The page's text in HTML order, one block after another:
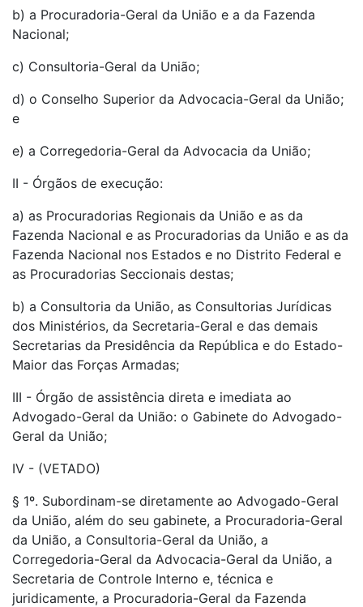
b) a Procuradoria-Geral da União e a da Fazenda
Nacional;
c) Consultoria-Geral da União;
d) o Conselho Superior da Advocacia-Geral da União;
e
e) a Corregedoria-Geral da Advocacia da União;
II - Órgãos de execução:
a) as Procuradorias Regionais da União e as da
Fazenda Nacional e as Procuradorias da União e as da
Fazenda Nacional nos Estados e no Distrito Federal e
as Procuradorias Seccionais destas;
b) a Consultoria da União, as Consultorias Jurídicas
dos Ministérios, da Secretaria-Geral e das demais
Secretarias da Presidência da República e do Estado-
Maior das Forças Armadas;
III - Órgão de assistência direta e imediata ao
Advogado-Geral da União: o Gabinete do Advogado-
Geral da União;
IV - (VETADO)
§ 1º. Subordinam-se diretamente ao Advogado-Geral
da União, além do seu gabinete, a Procuradoria-Geral
da União, a Consultoria-Geral da União, a
Corregedoria-Geral da Advocacia-Geral da União, a
Secretaria de Controle Interno e, técnica e
juridicamente, a Procuradoria-Geral da Fazenda